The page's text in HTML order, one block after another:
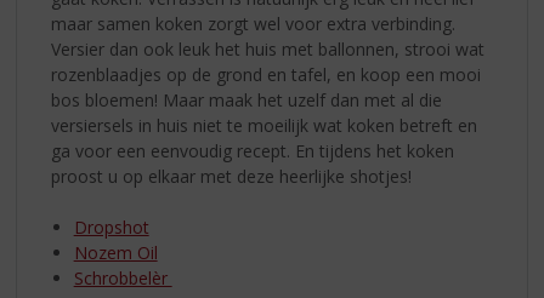
maar samen koken zorgt wel voor extra verbinding.
Versier dan ook leuk het huis met ballonnen, strooi wat
rozenblaadjes op de grond en tafel, en koop een mooi
bos bloemen! Maar maak het uzelf dan met al die
versiersels in huis niet te moeilijk wat koken betreft en
ga voor een eenvoudig recept. En tijdens het koken
proost u op elkaar met deze heerlijke shotjes!
Dropshot
Nozem Oil
Schrobbelèr